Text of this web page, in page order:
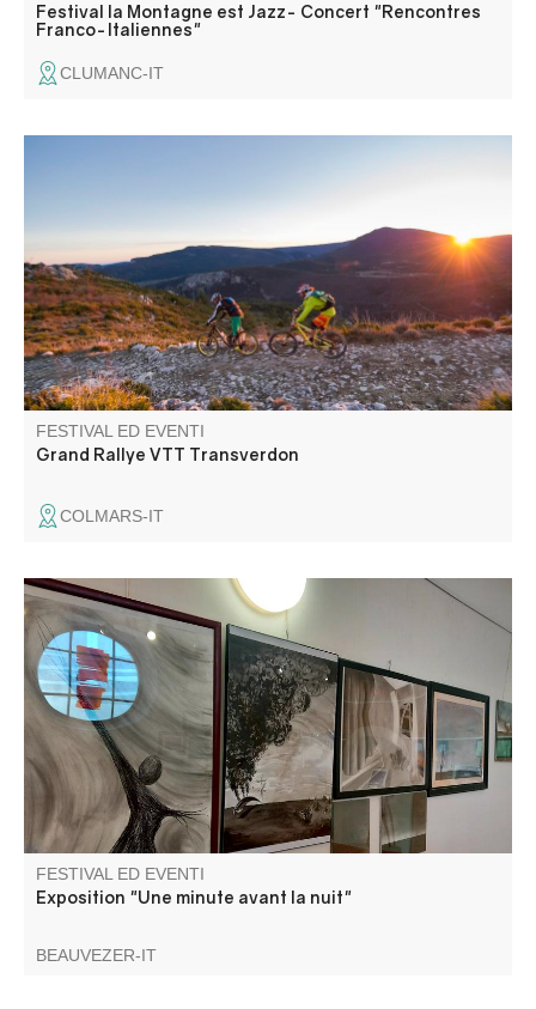
Festival la Montagne est Jazz- Concert "Rencontres
Franco-Italiennes"
CLUMANC-IT
mountain bike. Prevede 30-40 km al giorno per 1100-
1400 m di dislivello totale.
FESTIVAL ED EVENTI
Grand Rallye VTT Transverdon
COLMARS-IT
Mathieu vous invite à découvrir son exposition "Une
minute avant la nuit".
FESTIVAL ED EVENTI
Exposition "Une minute avant la nuit"
BEAUVEZER-IT